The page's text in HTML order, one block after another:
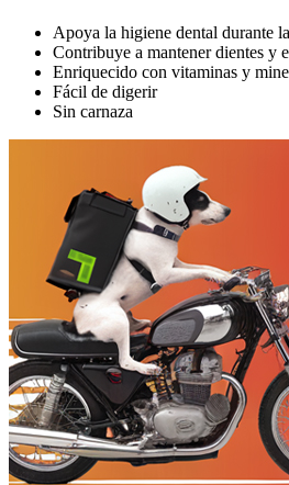
Apoya la higiene dental durante
Contribuye a mantener dientes y
Enriquecido con vitaminas y
Fácil de digerir
Sin carnaza